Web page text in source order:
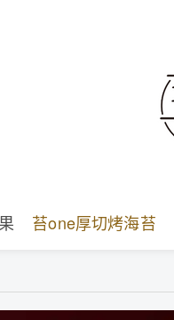
苔one厚切烤海苔